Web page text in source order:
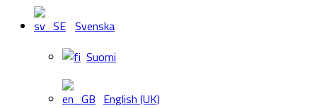
Svenska
Suomi
English (UK)